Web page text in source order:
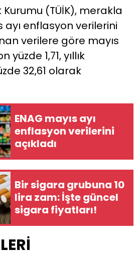
(TÜİK), merakla
ayı enflasyon verilerini
verilere göre mayıs
1,71, yıllık
32,61 olarak
ENAG mayıs ayı
enflasyon verilerini
açıkladı
Bir sigara grubuna 10
lira zam: İşte güncel
sigara fiyatları!